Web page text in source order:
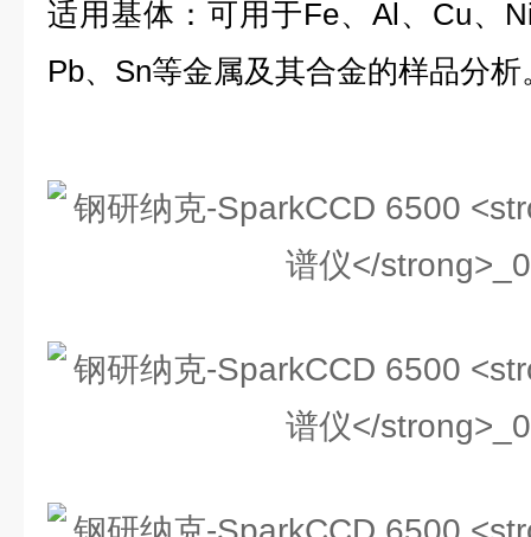
适用基体：可用于Fe、Al、Cu、
Pb、Sn等金属及其合金的样品分析